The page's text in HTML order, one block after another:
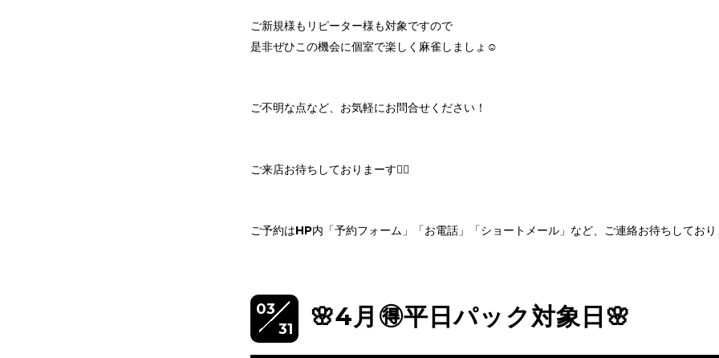
ご新規様もリピーター様も対象ですので
是非ぜひこの機会に個室で楽しく麻雀しましょ☺️
ご不明な点など、お気軽にお問合せください！
ご来店お待ちしておりまーす🙋‍♀️
ご予約はHP内「予約フォーム」「お電話」「ショートメール」など、ご連絡お待ちしてお
03
31
🌸4月🉐平日パック対象日🌸